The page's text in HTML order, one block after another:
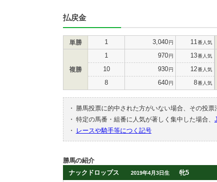
払戻金
単勝 1 3,040円 11 番人気
複勝
1 970円 13番人気
10 930円 12番人気
8 640円 8番人気
・
勝馬投票に的中された方がいない場合、その投
・ 特定の馬番・組番に人気が著しく集中した場合、
・
レースや騎手等につく記号
勝馬の紹介
ナックドロップス
2019年4月3日生 牝5